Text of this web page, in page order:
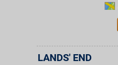
LANDS' END